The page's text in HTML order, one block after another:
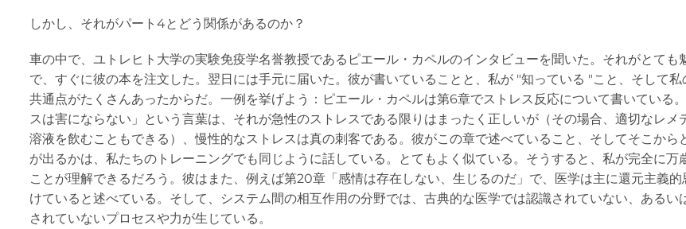
しかし、それがパート4とどう関係があるのか？
車の中で、ユトレヒト大学の実験免疫学名誉教授であるピエール・カペルのインタビューを聞いた。それがとても
で、すぐに彼の本を注文した。翌日には手元に届いた。彼が書いていることと、私が "知っている "こと、そして私
共通点がたくさんあったからだ。一例を挙げよう：ピエール・カペルは第6章でストレス反応について書いている
スは害にならない」という言葉は、それが急性のストレスである限りはまったく正しいが（その場合、適切なレメ
溶液を飲むこともできる）、慢性的なストレスは真の刺客である。彼がこの章で述べていること、そしてそこから
が出るかは、私たちのトレーニングでも同じように話している。とてもよく似ている。そうすると、私が完全に万
ことが理解できるだろう。彼はまた、例えば第20章「感情は存在しない、生じるのだ」で、医学は主に還元主義的
けていると述べている。そして、システム間の相互作用の分野では、古典的な医学では認識されていない、あるい
されていないプロセスや力が生じている。